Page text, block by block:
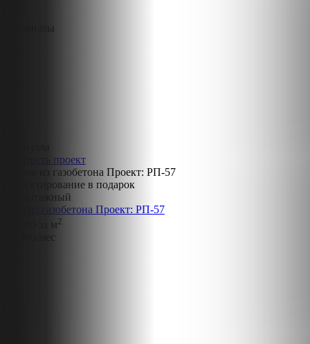
3 комнаты
Смотреть проект
Проектирование в подарок
Двухэтажный
Дом из газобетона Проект: РП-57
за м2
/мес